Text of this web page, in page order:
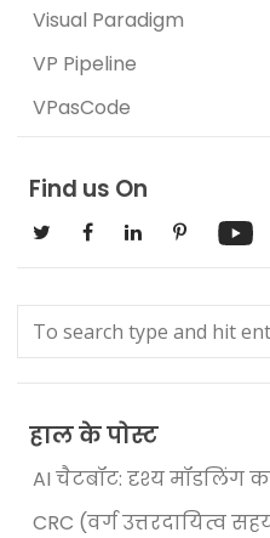
Visual Paradigm
VP Pipeline
VPasCode
Find us On
हाल के पोस्ट
AI चैटबॉट: दृश्य मॉडलिंग
CRC (वर्ग उत्तरदायित्व